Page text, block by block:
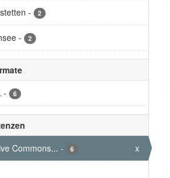
- 2
- 2
- 6
Commons... - 6 x